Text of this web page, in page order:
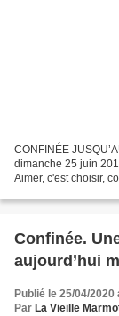
CONFINÉE
dimanche 25 juin
Aimer, c'est choisir,
Confinée.
aujourd’hui
Publié le 25/04/2020
Par La Vieille